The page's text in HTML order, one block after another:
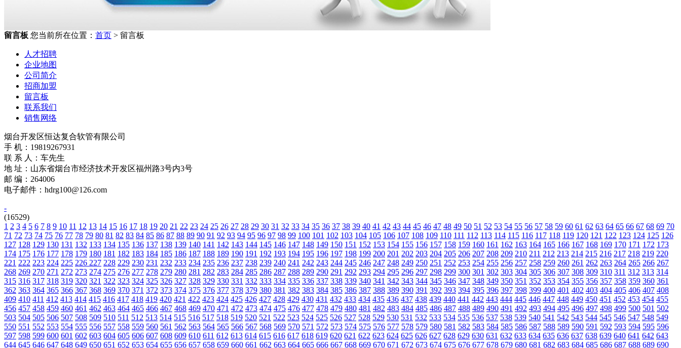
留言板 您当前所在位置： 首页 > 留言板
人才招聘
企业地图
公司简介
招商加盟
留言板
联系我们
销售网络
烟台开发区恒达复合软管有限公司
手 机：19819267931
联 系 人：车先生
地 址：山东省烟台市经济技术开发区福州路3号内3号
邮 编：264006
电子邮件：hdrg100@126.com
-
(16529)
1 2 3 4 5 6 7 8 9 10 11 12 13 14 15 16 17 18 19 20 21 22 23 24 25 26 27 28 29 30 31 32 33 34 35 36 37 38 39 40 41 42 43 44 45 46 47 48 49 50 51 52 53 54 55 56 57 58 59 60 61 62 63 64 65 66 67 68 69 70
71 72 73 74 75 76 77 78 79 80 81 82 83 84 85 86 87 88 89 90 91 92 93 94 95 96 97 98 99 100 101 102 103 104 105 106 107 108 109 110 111 112 113 114 115 116 117 118 119 120 121 122 123 124 125 126
127 128 129 130 131 132 133 134 135 136 137 138 139 140 141 142 143 144 145 146 147 148 149 150 151 152 153 154 155 156 157 158 159 160 161 162 163 164 165 166 167 168 169 170 171 172 173
174 175 176 177 178 179 180 181 182 183 184 185 186 187 188 189 190 191 192 193 194 195 196 197 198 199 200 201 202 203 204 205 206 207 208 209 210 211 212 213 214 215 216 217 218 219 220
221 222 223 224 225 226 227 228 229 230 231 232 233 234 235 236 237 238 239 240 241 242 243 244 245 246 247 248 249 250 251 252 253 254 255 256 257 258 259 260 261 262 263 264 265 266 267
268 269 270 271 272 273 274 275 276 277 278 279 280 281 282 283 284 285 286 287 288 289 290 291 292 293 294 295 296 297 298 299 300 301 302 303 304 305 306 307 308 309 310 311 312 313 314
315 316 317 318 319 320 321 322 323 324 325 326 327 328 329 330 331 332 333 334 335 336 337 338 339 340 341 342 343 344 345 346 347 348 349 350 351 352 353 354 355 356 357 358 359 360 361
362 363 364 365 366 367 368 369 370 371 372 373 374 375 376 377 378 379 380 381 382 383 384 385 386 387 388 389 390 391 392 393 394 395 396 397 398 399 400 401 402 403 404 405 406 407 408
409 410 411 412 413 414 415 416 417 418 419 420 421 422 423 424 425 426 427 428 429 430 431 432 433 434 435 436 437 438 439 440 441 442 443 444 445 446 447 448 449 450 451 452 453 454 455
456 457 458 459 460 461 462 463 464 465 466 467 468 469 470 471 472 473 474 475 476 477 478 479 480 481 482 483 484 485 486 487 488 489 490 491 492 493 494 495 496 497 498 499 500 501 502
503 504 505 506 507 508 509 510 511 512 513 514 515 516 517 518 519 520 521 522 523 524 525 526 527 528 529 530 531 532 533 534 535 536 537 538 539 540 541 542 543 544 545 546 547 548 549
550 551 552 553 554 555 556 557 558 559 560 561 562 563 564 565 566 567 568 569 570 571 572 573 574 575 576 577 578 579 580 581 582 583 584 585 586 587 588 589 590 591 592 593 594 595 596
597 598 599 600 601 602 603 604 605 606 607 608 609 610 611 612 613 614 615 616 617 618 619 620 621 622 623 624 625 626 627 628 629 630 631 632 633 634 635 636 637 638 639 640 641 642 643
644 645 646 647 648 649 650 651 652 653 654 655 656 657 658 659 660 661 662 663 664 665 666 667 668 669 670 671 672 673 674 675 676 677 678 679 680 681 682 683 684 685 686 687 688 689 690